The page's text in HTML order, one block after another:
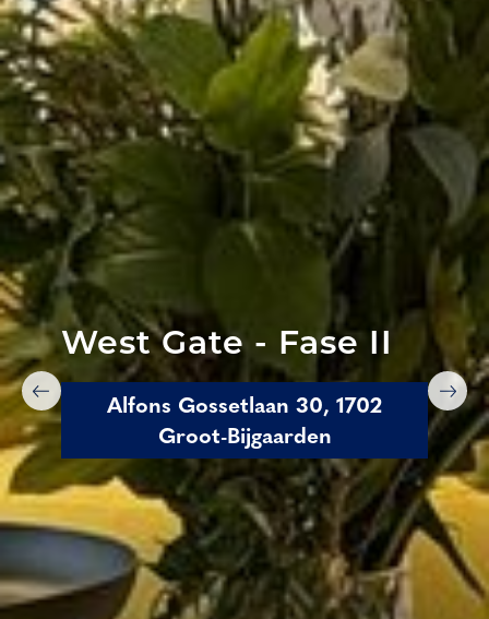
West Gate - Fase II
Alfons Gossetlaan 30, 1702
Groot-Bijgaarden